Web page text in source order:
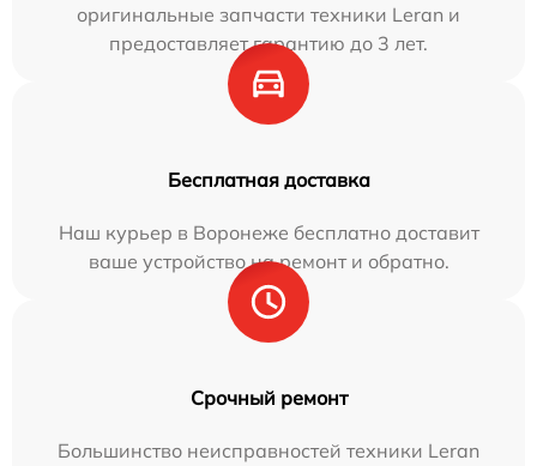
оригинальные запчасти техники Leran и
предоставляет гарантию до 3 лет.
Бесплатная доставка
Наш курьер в Воронеже бесплатно доставит
ваше устройство на ремонт и обратно.
Срочный ремонт
Большинство неисправностей техники Leran